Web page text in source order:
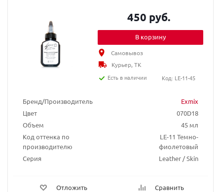
Бренд/Производитель
Exmix
Цвет
070D18
Объем
45 мл
Код оттенка по
производителю
LE-11 Темно-
фиолетовый
Серия
Leather / Skin
Отложить Сравнить
450 руб.
В корзину
Самовывоз
Курьер, ТК
Есть в наличии
Код: LE-11-45